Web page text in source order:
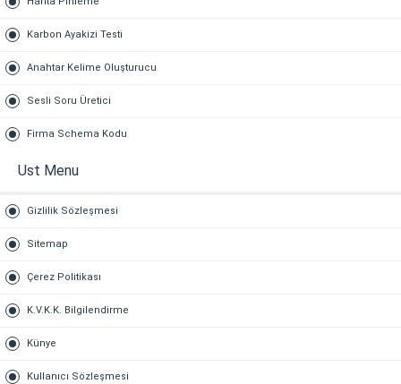
Karbon Ayakizi Testi
Anahtar Kelime Oluşturucu
Sesli Soru Üretici
Firma Schema Kodu
Ust Menu
Gizlilik Sözleşmesi
Sitemap
Çerez Politikası
K.V.K.K. Bilgilendirme
Künye
Kullanıcı Sözleşmesi